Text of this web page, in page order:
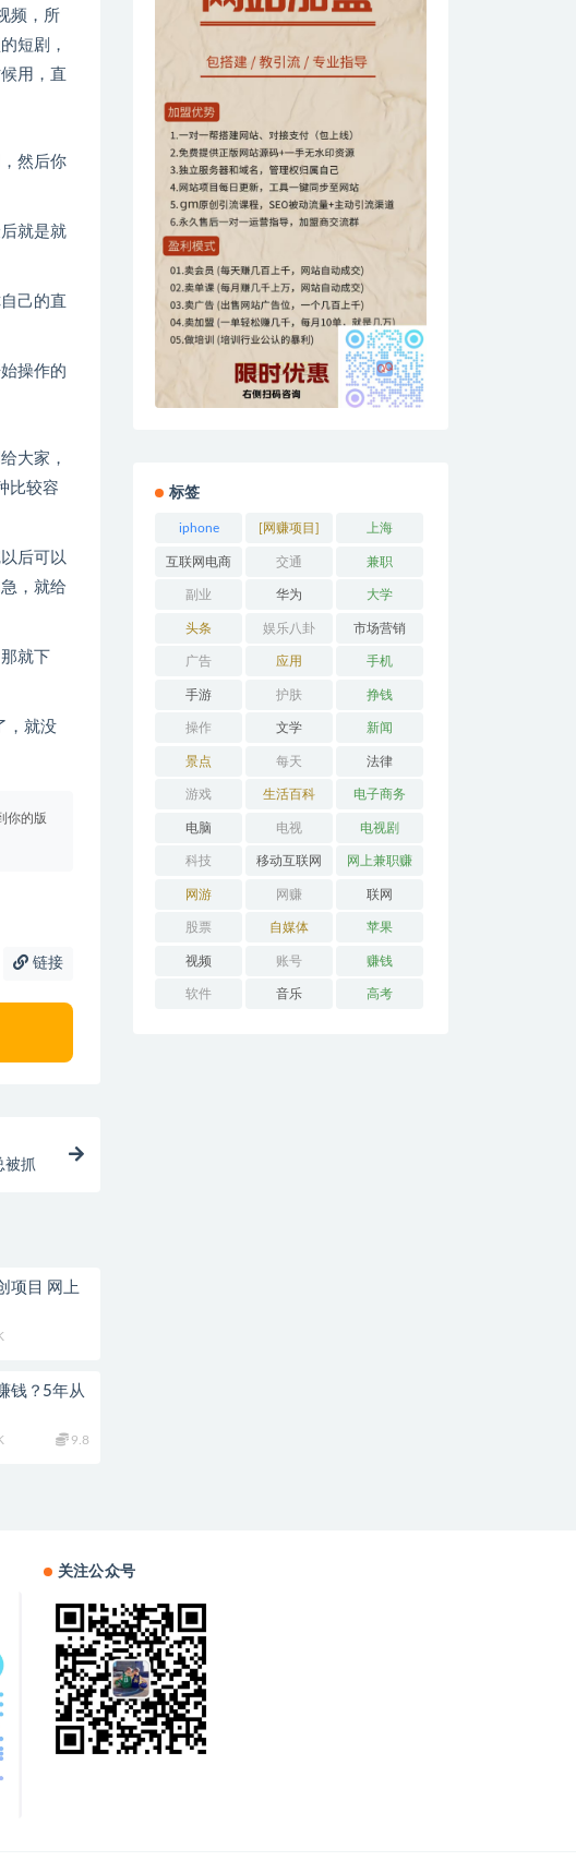
频，所
短剧，
用，直
然后你
就是就
己的直
操作的
大家，
比较容
后可以
，就给
就下
，就没
你的版
链接
被抓
项目 网上
钱？5年从
9.8
标签
iphone [网赚项目] 上海
互联网电商 交通 兼职
副业 华为 大学
头条 娱乐八卦 市场营销
广告 应用 手机
手游 护肤 挣钱
操作 文学 新闻
景点 每天 法律
游戏 生活百科 电子商务
电脑 电视 电视剧
科技 移动互联网 网上兼职赚
钱
网游 网赚 联网
股票 自媒体 苹果
视频 账号 赚钱
软件 音乐 高考
关注公众号